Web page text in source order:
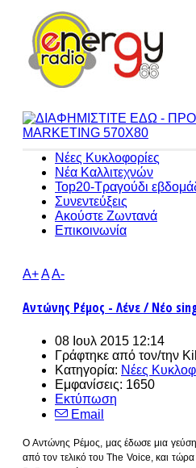
Νέες Κυκλοφορίες
Νέα Καλλιτεχνών
Top20-Τραγούδι
Συνεντεύξεις
Ακούστε Ζωντανά
Επικοινωνία
A+AA-
Αντώνης Ρέμος - Λένε / Νέο
08 Ιουλ 2015 12:14
Γράφτηκε από τον/την
Κατηγορία: Νέες
Εμφανίσεις: 1650
Εκτύπωση
Email
Ο Αντώνης Ρέμος, μας έδωσε μια
από τον τελικό του The Voice, και